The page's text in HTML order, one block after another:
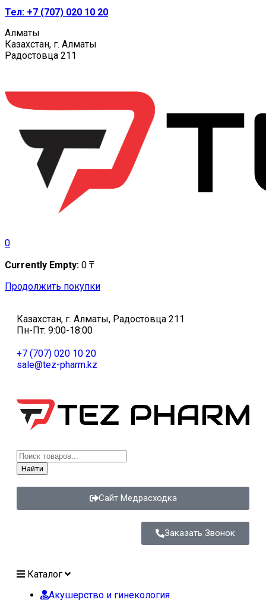
Тел: +7 (707) 020 10 20
Алматы
Казахстан, г. Алматы
Радостовца 211
0
Currently Empty: 0 ₸
Продолжить покупки
Казахстан, г. Алматы, Радостовца 211
Пн-Пт: 9:00-18:00
+7 (707) 020 10 20
sale@tez-pharm.kz
Найти
Сайт Медрасходка
Заказать Звонок
Каталог
Акушерство и гинекология